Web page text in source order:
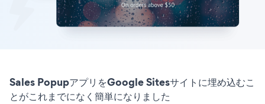
Sales PopupアプリをGoogle Sitesサイトに埋め込むこ
とがこれまでになく簡単になりました